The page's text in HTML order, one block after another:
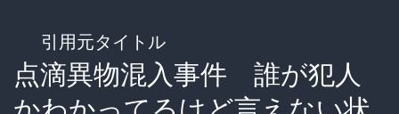
引用元タイトル
点滴異物混入事件 誰が犯人